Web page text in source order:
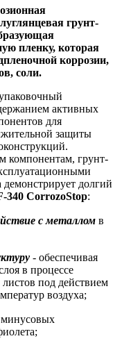
грунт-
пленку, которая
коррозии,
соли.
активных
для
защиты
компонентам, грунт-
долгий
340 CorrozoStop:
с металлом в
- обеспечивая
в процессе
под действием
воздуха;